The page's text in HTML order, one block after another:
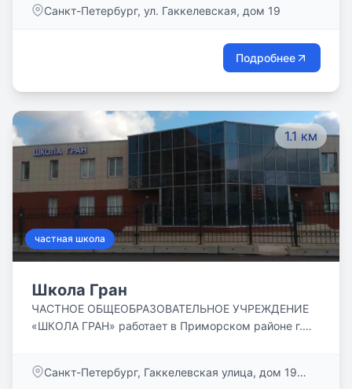
современными проекторами, интерактивными
аппаратурой и комфортным пространством для
отдыха ждут школьников 3-10 классов.
Санкт-Петербург, ул. Гаккелевская, дом 19
Подробнее
1.1 км
частная школа
Школа Гран
ЧАСТНОЕ ОБЩЕОБРАЗОВАТЕЛЬНОЕ УЧРЕЖДЕНИЕ
«ШКОЛА ГРАН» работает в Приморском районе г.
государственного образца. «ШКОЛА ГРАН» сегодня
Санкт-Петербург, Гаккелевская улица, дом 19